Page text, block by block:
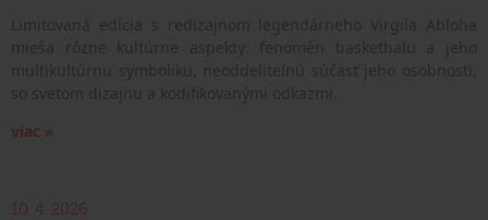
viac »
10. 4. 2026